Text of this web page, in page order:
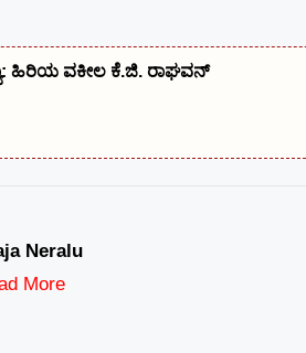
ಹಿರಿಯ ವಕೀಲ ಕೆ.ಜಿ. ರಾಘವನ್
Neralu
More